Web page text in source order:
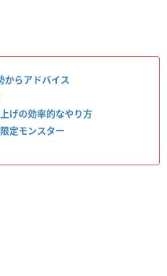
からアドバイス
げの効率的なやり方
定モンスター